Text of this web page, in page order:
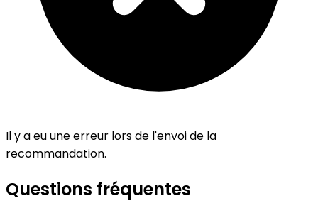
Il y a eu une erreur lors de l'envoi de la
recommandation.
Questions fréquentes